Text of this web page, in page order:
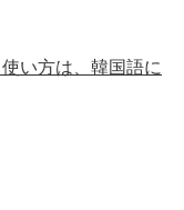
い方は、韓国語に